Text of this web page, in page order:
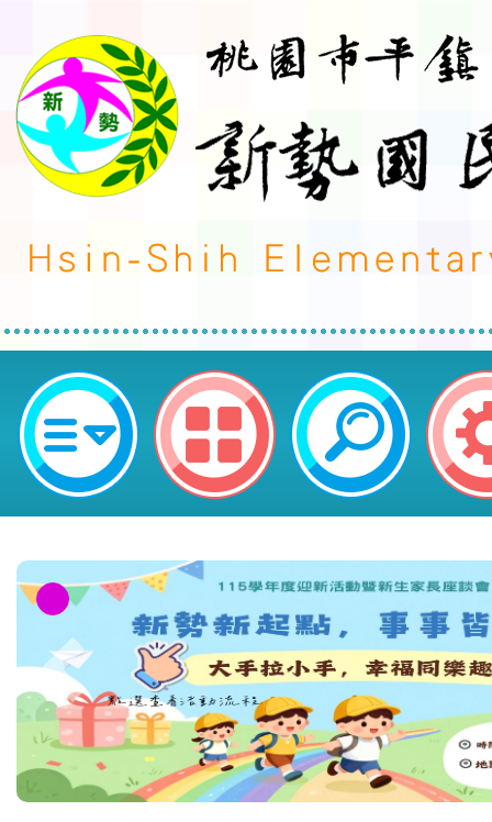
轉知台灣休閒農業發展協會「食農
桃園市平鎮區新勢國民小學
教育部校安中心白海豚